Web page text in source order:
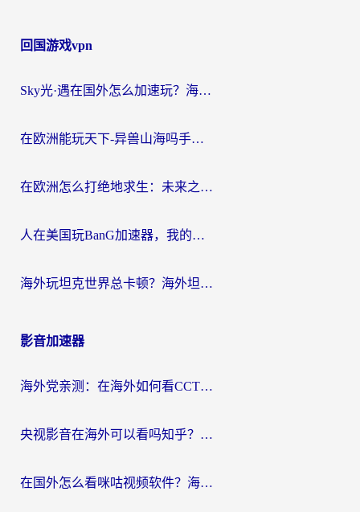
回国游戏vpn
Sky光·遇在国外怎么加速玩？海外党亲测有效的国服游戏加速指南
在欧洲能玩天下-异兽山海吗手游？海外玩家的加速器生存指南
在欧洲怎么打绝地求生：未来之役不卡？留学生亲测的加速器避坑指南
人在美国玩BanG加速器，我的延迟终于绿了
海外玩坦克世界总卡顿？海外坦克世界加速器有哪些？实测好用的选择在这里
影音加速器
海外党亲测：在海外如何看CCTV？告别“仅限大陆播放”的实用指南
央视影音在海外可以看吗知乎？留学生亲测：3步解决地域限制+追剧自由
在国外怎么看咪咕视频软件？海外党亲测有效的回国加速方案